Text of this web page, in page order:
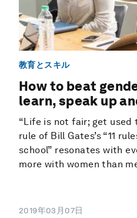
教育とスキル
How to beat
learn, speak up
“Life is not fair; get used
rule of Bill Gates’s “11
school” resonates with
more with women than
2019年03月07日